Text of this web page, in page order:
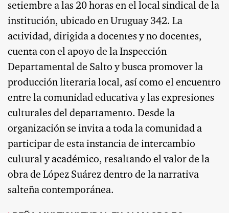
setiembre a las 20 horas en el local sindical de la
institución, ubicado en Uruguay 342. La
actividad, dirigida a docentes y no docentes,
cuenta con el apoyo de la Inspección
Departamental de Salto y busca promover la
producción literaria local, así como el encuentro
entre la comunidad educativa y las expresiones
culturales del departamento. Desde la
organización se invita a toda la comunidad a
participar de esta instancia de intercambio
cultural y académico, resaltando el valor de la
obra de López Suárez dentro de la narrativa
salteña contemporánea.